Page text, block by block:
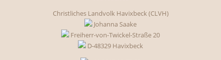
Christliches Landvolk Havixbeck (CLVH)
Johanna Saake
Freiherr-von-Twickel-Straße 20
D-48329 Havixbeck